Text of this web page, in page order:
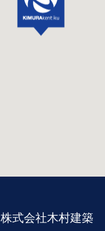
株式会社木村建築